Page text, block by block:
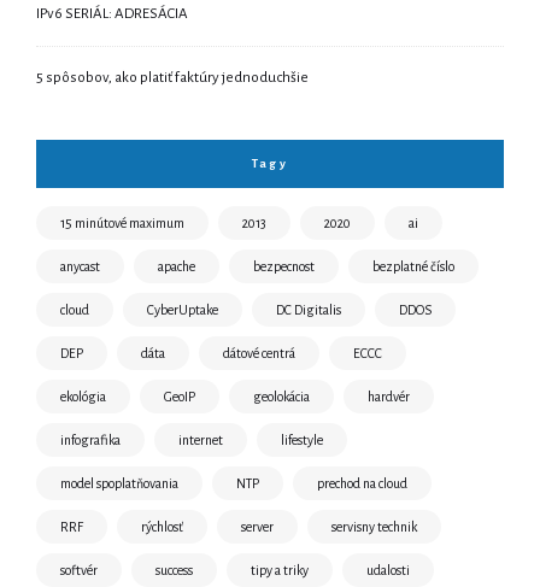
IPv6 SERIÁL: ADRESÁCIA
5 spôsobov, ako platiť faktúry jednoduchšie
Tagy
15 minútové maximum 2013 2020 ai
anycast apache bezpecnost bezplatné číslo
cloud CyberUptake DC Digitalis DDOS
DEP dáta dátové centrá ECCC
ekológia GeoIP geolokácia hardvér
infografika internet lifestyle
model spoplatňovania NTP prechod na cloud
RRF rýchlosť server servisny technik
softvér success tipy a triky udalosti